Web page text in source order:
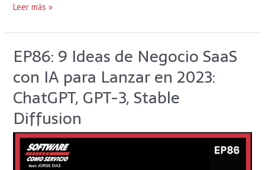
Leer más »
EP86: 9 Ideas de Negocio SaaS
con IA para Lanzar en 2023:
ChatGPT, GPT-3, Stable
Diffusion
EP86:
9
Ideas
Negocio
SaaS
con
IA
para
Lanzar